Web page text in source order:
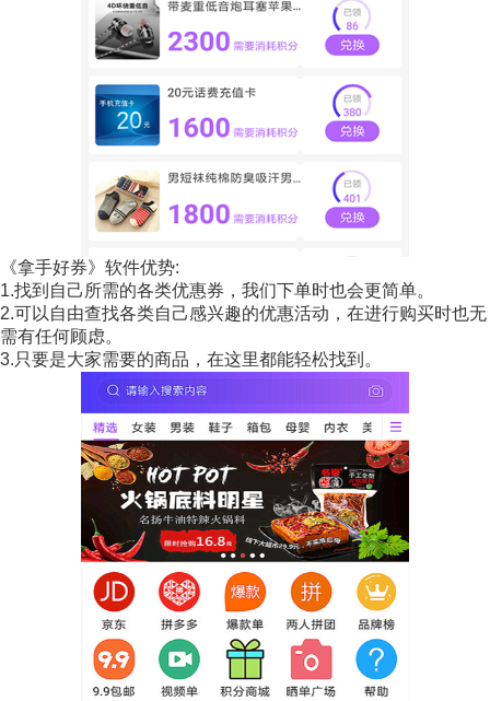
《拿手好券》软件优势:
1.找到自己所需的各类优惠券，我们下单时也会更简单。
2.可以自由查找各类自己感兴趣的优惠活动，在进行购买时也无
需有任何顾虑。
3.只要是大家需要的商品，在这里都能轻松找到。